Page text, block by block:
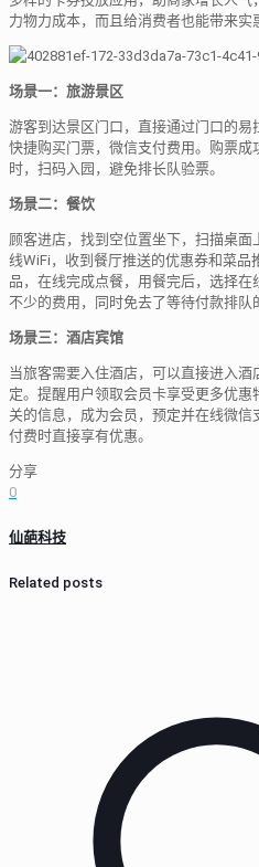
力物力成本，而且给消费者也能带来实
场景一：旅游景区
游客到达景区门口，直接通过门口的易
快捷购买门票，微信支付费用。购票
时，扫码入园，避免排长队验票。
场景二：餐饮
顾客进店，找到空位置坐下，扫描桌
线WiFi，收到餐厅推送的优惠券和菜
品，在线完成点餐，用餐完后，选择
不少的费用，同时免去了等待付款排队
场景三：酒店宾馆
当旅客需要入住酒店，可以直接进入
定。提醒用户领取会员卡享受更多优
关的信息，成为会员，预定并在线微信
付费时直接享有优惠。
分享
0
仙葩科技
Related posts